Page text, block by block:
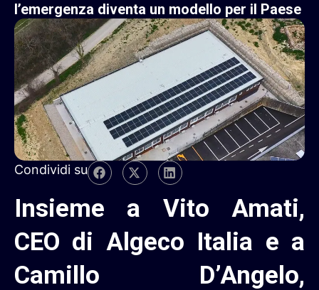
l’emergenza diventa un modello per il Paese
Condividi su
Insieme a Vito Amati,
CEO di Algeco Italia e a
Camillo D’Angelo,